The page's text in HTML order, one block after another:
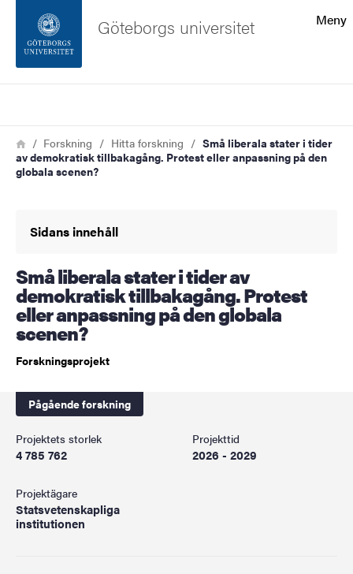
Sidfoten
Om webbplatsen
Meny
Göteborgs universitet
Länkstig
HemForskning Hitta forskning
Små liberala stater i tider
av demokratisk tillbakagång. Protest eller anpassning på den
globala scenen?
Sidans innehåll
Små liberala stater i tider av
demokratisk tillbakagång. Protest
eller anpassning på den globala
scenen?
Forskningsprojekt
Pågående forskning
Projektets storlek
4 785 762
Projekttid
2026 - 2029
Projektägare
Statsvetenskapliga
institutionen